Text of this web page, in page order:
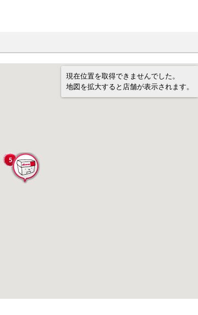
現在位置を取得できませんでした。
地図を拡大すると店舗が表示されます。